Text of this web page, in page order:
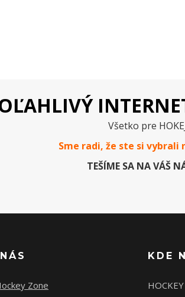
Všetko pre
Sme radi, že ste si vybrali
TEŠÍME SA NA VÁŠ
Zone
KDE